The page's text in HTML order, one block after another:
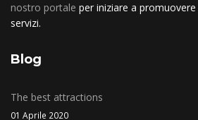
nostro portale per iniziare a
servizi.
Blog
The best attractions
01 Aprile 2020